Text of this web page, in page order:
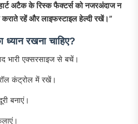
अटैक के रिस्क फैक्टर्स को नजरअंदाज न
रहें और लाइफस्टाइल हेल्दी रखें।”
ध्यान रखना चाहिए?
भारी एक्सरसाइज से बचें।
कंट्रोल में रखें।
बनाएं।